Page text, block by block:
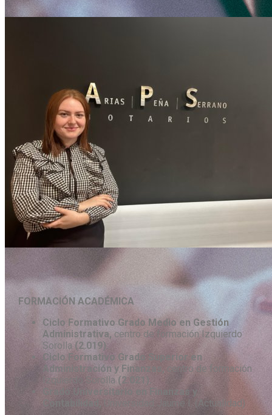
FORMACIÓN ACADÉMICA
Ciclo Formativo Grado Medio en Gestión
Administrativa, centro de formación Izquierdo
Sorolla(2.019).
Ciclo Formativo Grado Superior en
Administración y Finanzas,
centro de formación
Izquierdo Sorolla (2.021).
Grado Universitario en Finanzas y
Contabilidad,
Universidad Jaume I. (Actualidad)